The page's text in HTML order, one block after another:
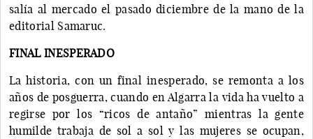
salía al mercado el pasado diciembre de la mano de la
editorial Samaruc.
FINAL INESPERADO
La historia, con un final inesperado, se remonta a los
años de posguerra, cuando en Algarra la vida ha vuelto a
regirse por los “ricos de antaño” mientras la gente
humilde trabaja de sol a sol y las mujeres se ocupan,